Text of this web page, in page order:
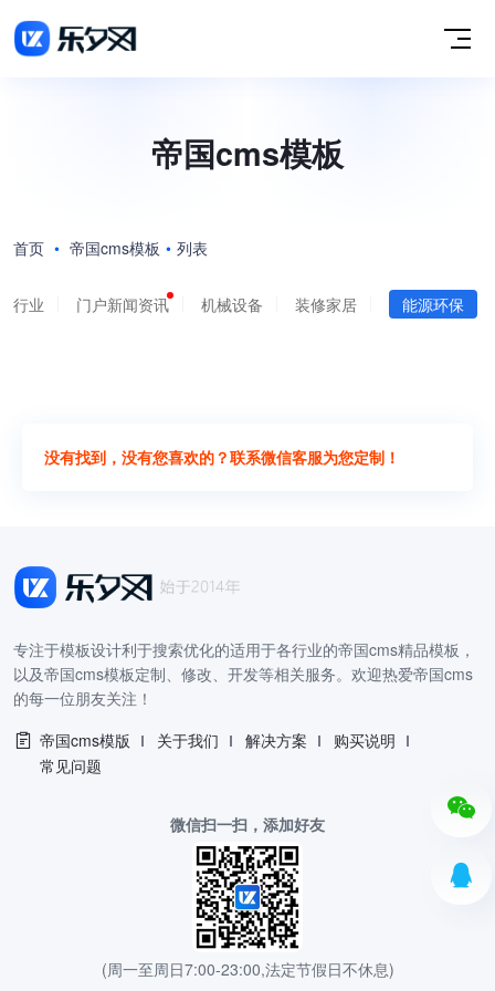
帝国cms模板
首页 • 帝国cms模板 • 列表
行业 门户新闻资讯 机械设备 装修家居 能源环保
没有找到，没有您喜欢的？联系微信客服为您定制！
专注于模板设计利于搜索优化的适用于各行业的帝国cms精品模板，
以及帝国cms模板定制、修改、开发等相关服务。欢迎热爱帝国cms
的每一位朋友关注！
帝国cms模版
关于我们 解决方案
购买说明
常见问题
微信扫一扫，添加好友
(周一至周日7:00-23:00,法定节假日不休息)